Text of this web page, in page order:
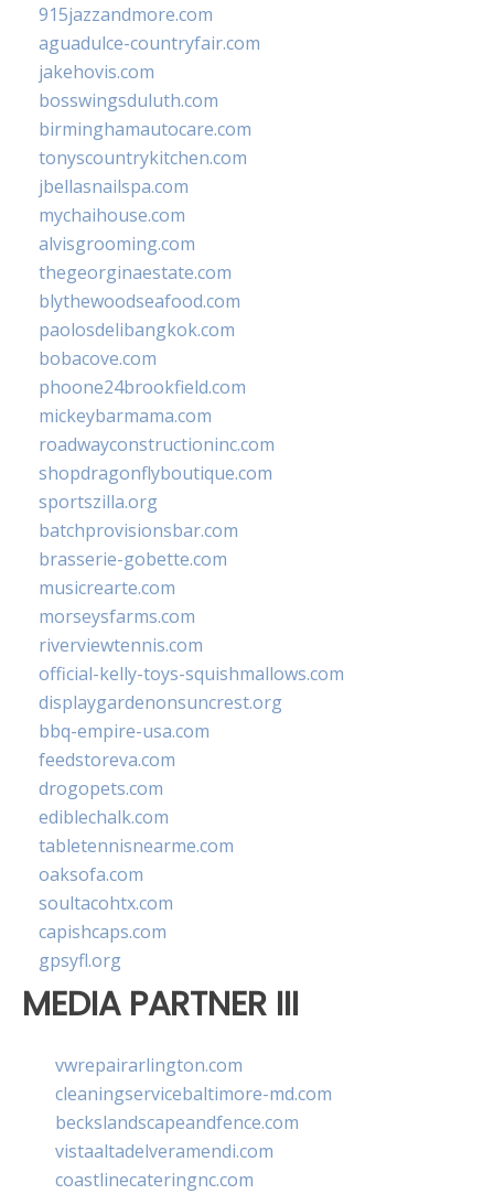
915jazzandmore.com
aguadulce-countryfair.com
jakehovis.com
bosswingsduluth.com
birminghamautocare.com
tonyscountrykitchen.com
jbellasnailspa.com
mychaihouse.com
alvisgrooming.com
thegeorginaestate.com
blythewoodseafood.com
paolosdelibangkok.com
bobacove.com
phoone24brookfield.com
mickeybarmama.com
roadwayconstructioninc.com
shopdragonflyboutique.com
sportszilla.org
batchprovisionsbar.com
brasserie-gobette.com
musicrearte.com
morseysfarms.com
riverviewtennis.com
official-kelly-toys-squishmallows.com
displaygardenonsuncrest.org
bbq-empire-usa.com
feedstoreva.com
drogopets.com
ediblechalk.com
tabletennisnearme.com
oaksofa.com
soultacohtx.com
capishcaps.com
gpsyfl.org
MEDIA PARTNER III
vwrepairarlington.com
cleaningservicebaltimore-md.com
beckslandscapeandfence.com
vistaaltadelveramendi.com
coastlinecateringnc.com